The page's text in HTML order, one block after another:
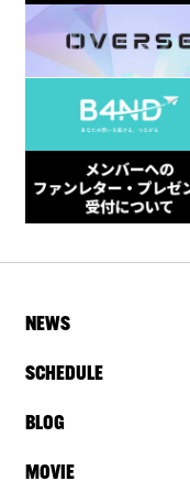
NEWS
SCHEDULE
BLOG
MOVIE